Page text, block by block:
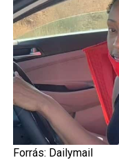
Forrás: Dailymail